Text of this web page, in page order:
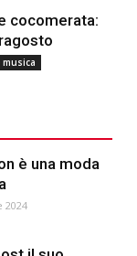
cocomerata:
è una moda
2024